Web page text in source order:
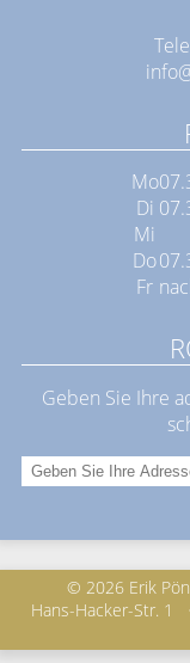
Mo
Di
Mi
Do
Fr
Geben Sie Ihre
© 2026 Erik
Hans-Hacker-Str. 1